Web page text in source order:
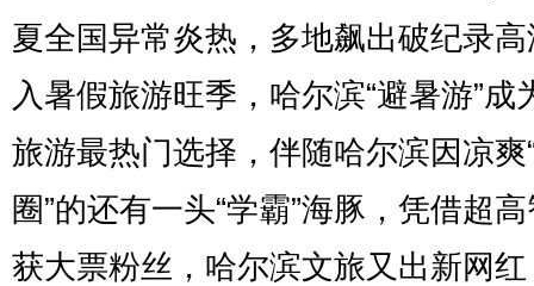
夏全国异常炎热，多地飙出破纪录
入暑假旅游旺季，哈尔滨“避暑游”成
旅游最热门选择，伴随哈尔滨因凉爽
圈”的还有一头“学霸”海豚，凭借超
获大票粉丝，哈尔滨文旅又出新网